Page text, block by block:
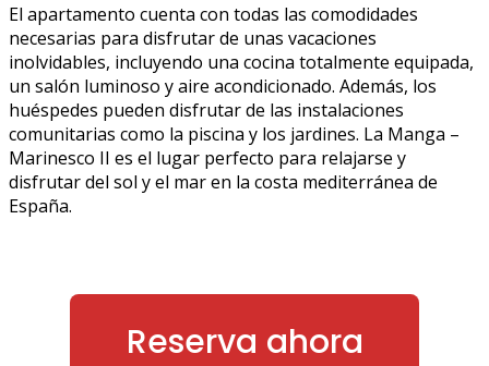
El apartamento cuenta con todas las comodidades
necesarias para disfrutar de unas vacaciones
inolvidables, incluyendo una cocina totalmente equipada,
un salón luminoso y aire acondicionado. Además, los
huéspedes pueden disfrutar de las instalaciones
comunitarias como la piscina y los jardines. La Manga –
Marinesco II es el lugar perfecto para relajarse y
disfrutar del sol y el mar en la costa mediterránea de
España.
Reserva ahora